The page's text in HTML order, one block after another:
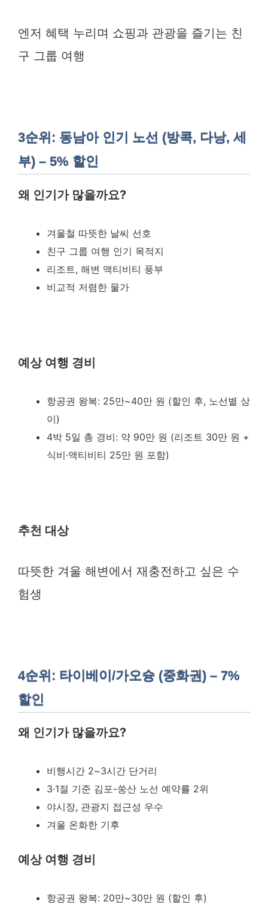
엔저 혜택 누리며 쇼핑과 관광을 즐기는 친
구 그룹 여행
3순위: 동남아 인기 노선 (방콕, 다낭, 세
부) – 5% 할인
왜 인기가 많을까요?
겨울철 따뜻한 날씨 선호
친구 그룹 여행 인기 목적지
리조트, 해변 액티비티 풍부
비교적 저렴한 물가
예상 여행 경비
항공권 왕복: 25만~40만 원 (할인 후, 노선별 상
이)
4박 5일 총 경비: 약 90만 원 (리조트 30만 원 +
식비·액티비티 25만 원 포함)
추천 대상
따뜻한 겨울 해변에서 재충전하고 싶은 수
험생
4순위: 타이베이/가오슝 (중화권) – 7%
할인
왜 인기가 많을까요?
비행시간 2~3시간 단거리
3·1절 기준 김포-쑹산 노선 예약률 2위
야시장, 관광지 접근성 우수
겨울 온화한 기후
예상 여행 경비
항공권 왕복: 20만~30만 원 (할인 후)